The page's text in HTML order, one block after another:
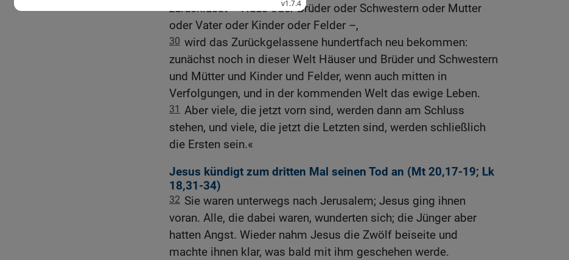
zurücklässt – Haus oder Brüder oder Schwestern oder Mutter
oder Vater oder Kinder oder Felder –,
30 wird das Zurückgelassene hundertfach neu bekommen:
zunächst noch in dieser Welt Häuser und Brüder und Schwestern
und Mütter und Kinder und Felder, wenn auch mitten in
Verfolgungen, und in der kommenden Welt das ewige Leben.
31 Aber viele, die jetzt vorn sind, werden dann am Schluss
stehen, und viele, die jetzt die Letzten sind, werden schließlich
die Ersten sein.«
Jesus kündigt zum dritten Mal seinen Tod an (Mt 20,17-19; Lk
18,31-34)
32 Sie waren unterwegs nach Jerusalem; Jesus ging ihnen
voran. Alle, die dabei waren, wunderten sich; die Jünger aber
hatten Angst. Wieder nahm Jesus die Zwölf beiseite und
machte ihnen klar, was bald mit ihm geschehen werde.